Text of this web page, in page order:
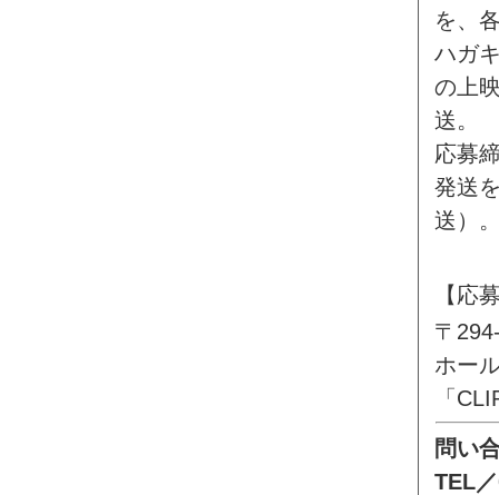
を、
ハガ
の上
送。
応募
発送
送）
【応
〒
ホー
「
問い
TEL